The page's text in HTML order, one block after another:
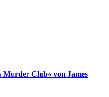
Murder Club« von James